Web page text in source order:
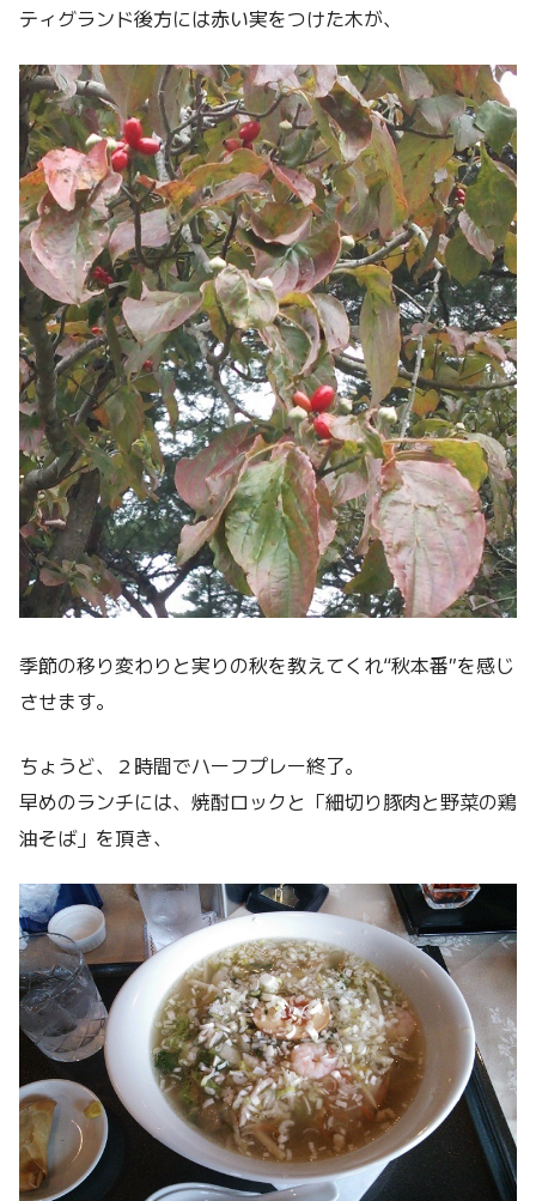
ティグランド後方には赤い実をつけた木が、
季節の移り変わりと実りの秋を教えてくれ“秋本番”を感じ
させます。
ちょうど、２時間でハーフプレー終了。
早めのランチには、焼酎ロックと「細切り豚肉と野菜の鶏
油そば」を頂き、